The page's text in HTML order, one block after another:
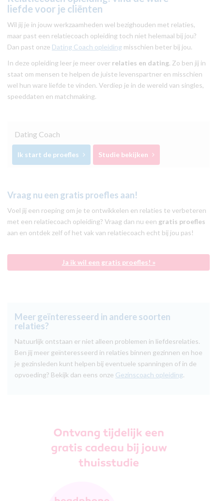
liefde voor je cliënten
Wil jij je in jouw werkzaamheden wel bezighouden met relaties,
maar past een relatiecoach opleiding toch niet helemaal bij jou?
Dan past onze Dating Coach opleiding misschien beter bij jou.
In deze opleiding leer je meer over relaties en dating. Zo ben jij in
staat om mensen te helpen de juiste levenspartner en misschien
wel hun ware liefde te vinden. Verdiep je in de wereld van singles,
speeddaten en matchmaking.
Dating Coach
Ik start de proefles Studie bekijken
Vraag nu een gratis proefles aan!
Voel jij een roeping om je te ontwikkelen en relaties te verbeteren
met een relatiecoach opleiding? Vraag dan nu een gratis proefles
aan en ontdek zelf of het vak van relatiecoach echt bij jou pas!
Ja ik wil een gratis proefles! »
Meer geïnteresseerd in andere soorten
relaties?
Natuurlijk ontstaan er niet alleen problemen in liefdesrelaties.
Ben jij meer geïnteresseerd in relaties binnen gezinnen en hoe
je gezinsleden kunt helpen bij eventuele spanningen of in de
opvoeding? Bekijk dan eens onze Gezinscoach opleiding.